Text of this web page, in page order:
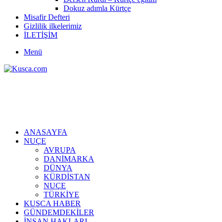
Dokuz adımla Kürtçe
Misafir Defteri
Gizlilik ilkelerimiz
İLETİŞİM
Menü
ANASAYFA
NUÇE
AVRUPA
DANİMARKA
DÜNYA
KÜRDİSTAN
NUÇE
TÜRKİYE
KUŞCA HABER
GÜNDEMDEKİLER